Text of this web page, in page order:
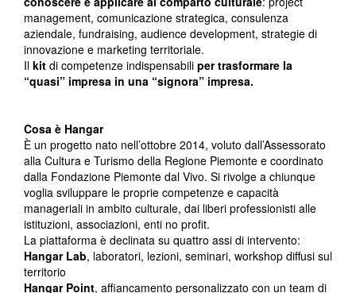
management, comunicazione strategica, consulenza
aziendale, fundraising, audience development, strategie di
innovazione e marketing territoriale.
Il kit di competenze indispensabili per trasformare la
“quasi” impresa in una “signora” impresa.
Cosa è Hangar
È un progetto nato nell’ottobre 2014, voluto dall’Assessorato
alla Cultura e Turismo della Regione Piemonte e coordinato
dalla Fondazione Piemonte dal Vivo. Si rivolge a chiunque
voglia sviluppare le proprie competenze e capacità
manageriali in ambito culturale, dai liberi professionisti alle
istituzioni, associazioni, enti no profit.
La piattaforma è declinata su quattro assi di intervento:
Hangar Lab, laboratori, lezioni, seminari, workshop diffusi sul
territorio
Hangar Point, affiancamento personalizzato con un team di